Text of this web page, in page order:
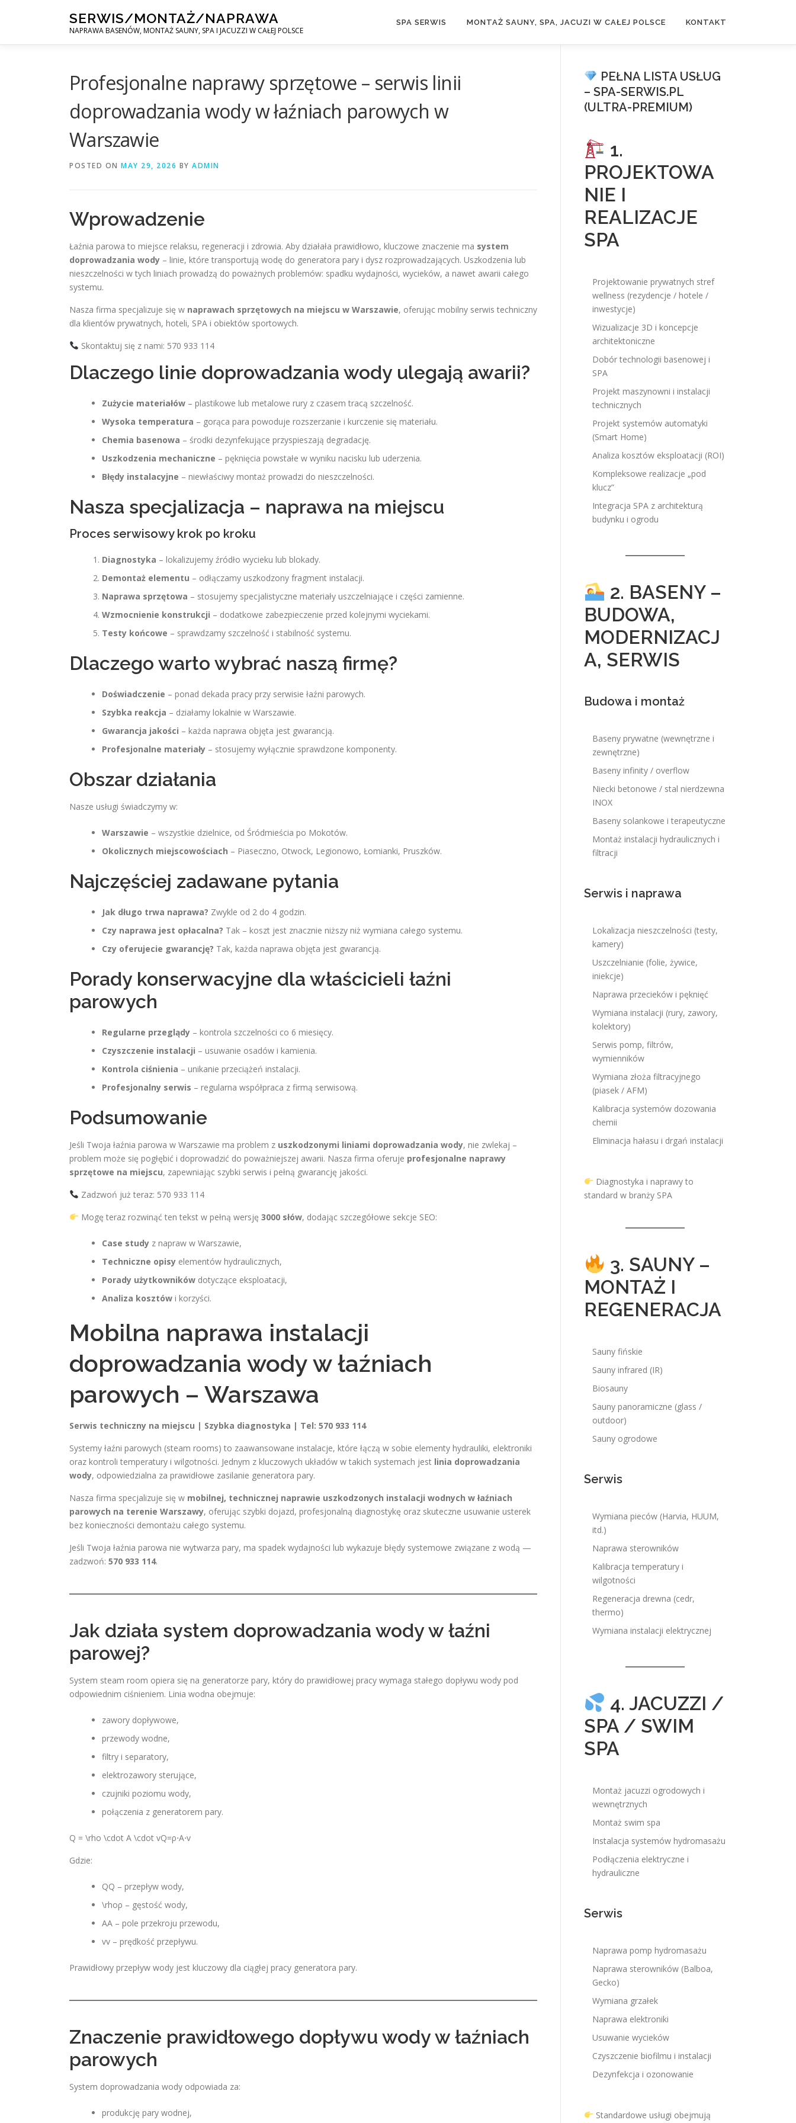
SERWIS/MONTAŻ/NAPRAWA
NAPRAWA BASENÓW, MONTAŻ SAUNY, SPA I JACUZZI W CAŁEJ POLSCE
SPA SERWIS MONTAŻ SAUNY, SPA, JACUZI W CAŁEJ POLSCE KONTAKT
Profesjonalne naprawy sprzętowe – serwis linii
doprowadzania wody w łaźniach parowych w
Warszawie
POSTED ON MAY 29, 2026 BY ADMIN
Wprowadzenie
Łaźnia parowa to miejsce relaksu, regeneracji i zdrowia. Aby działała prawidłowo, kluczowe znaczenie ma system
doprowadzania wody – linie, które transportują wodę do generatora pary i dysz rozprowadzających. Uszkodzenia lub
nieszczelności w tych liniach prowadzą do poważnych problemów: spadku wydajności, wycieków, a nawet awarii całego
systemu.
Nasza firma specjalizuje się w naprawach sprzętowych na miejscu w Warszawie, oferując mobilny serwis techniczny
dla klientów prywatnych, hoteli, SPA i obiektów sportowych.
Skontaktuj się z nami: 570 933 114
Dlaczego linie doprowadzania wody ulegają awarii?
Zużycie materiałów – plastikowe lub metalowe rury z czasem tracą szczelność.
Wysoka temperatura – gorąca para powoduje rozszerzanie i kurczenie się materiału.
Chemia basenowa – środki dezynfekujące przyspieszają degradację.
Uszkodzenia mechaniczne – pęknięcia powstałe w wyniku nacisku lub uderzenia.
Błędy instalacyjne – niewłaściwy montaż prowadzi do nieszczelności.
Nasza specjalizacja – naprawa na miejscu
Proces serwisowy krok po kroku
Diagnostyka – lokalizujemy źródło wycieku lub blokady.
Demontaż elementu – odłączamy uszkodzony fragment instalacji.
Naprawa sprzętowa – stosujemy specjalistyczne materiały uszczelniające i części zamienne.
Wzmocnienie konstrukcji – dodatkowe zabezpieczenie przed kolejnymi wyciekami.
Testy końcowe – sprawdzamy szczelność i stabilność systemu.
Dlaczego warto wybrać naszą firmę?
Doświadczenie – ponad dekada pracy przy serwisie łaźni parowych.
Szybka reakcja – działamy lokalnie w Warszawie.
Gwarancja jakości – każda naprawa objęta jest gwarancją.
Profesjonalne materiały – stosujemy wyłącznie sprawdzone komponenty.
Obszar działania
Nasze usługi świadczymy w:
Warszawie – wszystkie dzielnice, od Śródmieścia po Mokotów.
Okolicznych miejscowościach – Piaseczno, Otwock, Legionowo, Łomianki, Pruszków.
Najczęściej zadawane pytania
Jak długo trwa naprawa? Zwykle od 2 do 4 godzin.
Czy naprawa jest opłacalna? Tak – koszt jest znacznie niższy niż wymiana całego systemu.
Czy oferujecie gwarancję? Tak, każda naprawa objęta jest gwarancją.
Porady konserwacyjne dla właścicieli łaźni
parowych
Regularne przeglądy – kontrola szczelności co 6 miesięcy.
Czyszczenie instalacji – usuwanie osadów i kamienia.
Kontrola ciśnienia – unikanie przeciążeń instalacji.
Profesjonalny serwis – regularna współpraca z firmą serwisową.
Podsumowanie
Jeśli Twoja łaźnia parowa w Warszawie ma problem z uszkodzonymi liniami doprowadzania wody, nie zwlekaj –
problem może się pogłębić i doprowadzić do poważniejszej awarii. Nasza firma oferuje profesjonalne naprawy
sprzętowe na miejscu, zapewniając szybki serwis i pełną gwarancję jakości.
Zadzwoń już teraz: 570 933 114
Mogę teraz rozwinąć ten tekst w pełną wersję 3000 słów, dodając szczegółowe sekcje SEO:
Case study z napraw w Warszawie,
Techniczne opisy elementów hydraulicznych,
Porady użytkowników dotyczące eksploatacji,
Analiza kosztów i korzyści.
Mobilna naprawa instalacji
doprowadzania wody w łaźniach
parowych – Warszawa
Serwis techniczny na miejscu | Szybka diagnostyka | Tel: 570 933 114
Systemy łaźni parowych (steam rooms) to zaawansowane instalacje, które łączą w sobie elementy hydrauliki, elektroniki
oraz kontroli temperatury i wilgotności. Jednym z kluczowych układów w takich systemach jest linia doprowadzania
wody, odpowiedzialna za prawidłowe zasilanie generatora pary.
Nasza firma specjalizuje się w mobilnej, technicznej naprawie uszkodzonych instalacji wodnych w łaźniach
parowych na terenie Warszawy, oferując szybki dojazd, profesjonalną diagnostykę oraz skuteczne usuwanie usterek
bez konieczności demontażu całego systemu.
Jeśli Twoja łaźnia parowa nie wytwarza pary, ma spadek wydajności lub wykazuje błędy systemowe związane z wodą —
zadzwoń: 570 933 114.
Jak działa system doprowadzania wody w łaźni
parowej?
System steam room opiera się na generatorze pary, który do prawidłowej pracy wymaga stałego dopływu wody pod
odpowiednim ciśnieniem. Linia wodna obejmuje:
zawory dopływowe,
przewody wodne,
filtry i separatory,
elektrozawory sterujące,
czujniki poziomu wody,
połączenia z generatorem pary.
Q = \rho \cdot A \cdot vQ=ρ⋅A⋅v
Gdzie:
QQ – przepływ wody,
\rhoρ – gęstość wody,
AA – pole przekroju przewodu,
vv – prędkość przepływu.
Prawidłowy przepływ wody jest kluczowy dla ciągłej pracy generatora pary.
Znaczenie prawidłowego dopływu wody w łaźniach
parowych
System doprowadzania wody odpowiada za:
produkcję pary wodnej,
PEŁNA LISTA USŁUG
– SPA-SERWIS.PL
(ULTRA-PREMIUM)
1.
PROJEKTOWA
NIE I
REALIZACJE
SPA
Projektowanie prywatnych stref
wellness (rezydencje / hotele /
inwestycje)
Wizualizacje 3D i koncepcje
architektoniczne
Dobór technologii basenowej i
SPA
Projekt maszynowni i instalacji
technicznych
Projekt systemów automatyki
(Smart Home)
Analiza kosztów eksploatacji (ROI)
Kompleksowe realizacje „pod
klucz”
Integracja SPA z architekturą
budynku i ogrodu
2. BASENY –
BUDOWA,
MODERNIZACJ
A, SERWIS
Budowa i montaż
Baseny prywatne (wewnętrzne i
zewnętrzne)
Baseny infinity / overflow
Niecki betonowe / stal nierdzewna
INOX
Baseny solankowe i terapeutyczne
Montaż instalacji hydraulicznych i
filtracji
Serwis i naprawa
Lokalizacja nieszczelności (testy,
kamery)
Uszczelnianie (folie, żywice,
iniekcje)
Naprawa przecieków i pęknięć
Wymiana instalacji (rury, zawory,
kolektory)
Serwis pomp, filtrów,
wymienników
Wymiana złoża filtracyjnego
(piasek / AFM)
Kalibracja systemów dozowania
chemii
Eliminacja hałasu i drgań instalacji
Diagnostyka i naprawy to
standard w branży SPA
3. SAUNY –
MONTAŻ I
REGENERACJA
Sauny fińskie
Sauny infrared (IR)
Biosauny
Sauny panoramiczne (glass /
outdoor)
Sauny ogrodowe
Serwis
Wymiana pieców (Harvia, HUUM,
itd.)
Naprawa sterowników
Kalibracja temperatury i
wilgotności
Regeneracja drewna (cedr,
thermo)
Wymiana instalacji elektrycznej
4. JACUZZI /
SPA / SWIM
SPA
Montaż jacuzzi ogrodowych i
wewnętrznych
Montaż swim spa
Instalacja systemów hydromasażu
Podłączenia elektryczne i
hydrauliczne
Serwis
Naprawa pomp hydromasażu
Naprawa sterowników (Balboa,
Gecko)
Wymiana grzałek
Naprawa elektroniki
Usuwanie wycieków
Czyszczenie biofilmu i instalacji
Dezynfekcja i ozonowanie
Standardowe usługi obejmują